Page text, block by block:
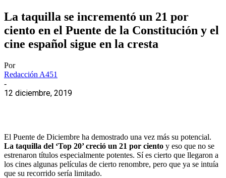
La taquilla se incrementó un 21 por
ciento en el Puente de la Constitución y el
cine español sigue en la cresta
Por
Redacción A451
-
12 diciembre, 2019
El Puente de Diciembre ha demostrado una vez más su potencial.
La taquilla del ‘Top 20’ creció un 21 por ciento y eso que no se
estrenaron títulos especialmente potentes. Sí es cierto que llegaron a
los cines algunas películas de cierto renombre, pero que ya se intuía
que su recorrido sería limitado.